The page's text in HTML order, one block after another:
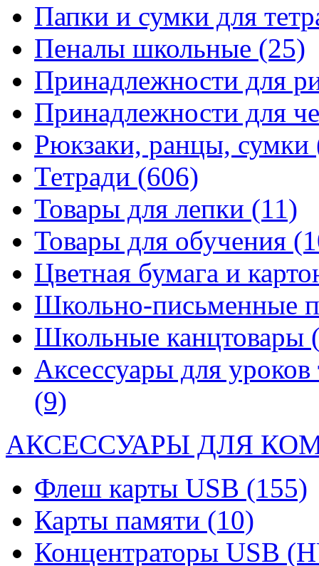
Папки и сумки для
Пеналы школьные (25)
Принадлежности для
Принадлежности для
Рюкзаки, ранцы, сумки
Тетради (606)
Товары для лепки (11)
Товары для обучения
Цветная бумага и
Школьно-письменные
Школьные канцтовары
Аксессуары для уроков
(9)
АКСЕССУАРЫ ДЛЯ
Флеш карты USB (155)
Карты памяти (10)
Концентраторы USB